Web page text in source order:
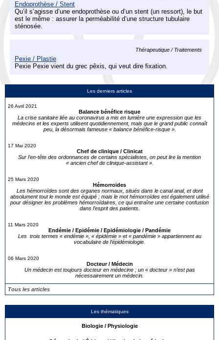
Les derniers articles
26 Avril 2021
Balance bénéfice risque
La crise sanitaire liée au coronavirus a mis en lumière une expression que les
médecins et les experts utilisent quotidiennement, mais que le grand public connaît
peu, la désormais fameuse « balance bénéfice-risque ».
17 Mai 2020
Chef de clinique / Clinicat
Sur l’en-tête des ordonnances de certains spécialistes, on peut lire la mention
« ancien chef de clinique-assistant ».
25 Mars 2020
Hémorroïdes
Les hémorroïdes sont des organes normaux, situés dans le canal anal, et dont
absolument tout le monde est équipé ; mais le mot hémorroïdes est également utilisé
pour désigner les problèmes hémorroïdaires, ce qui entraîne une certaine confusion
dans l’esprit des patients.
11 Mars 2020
Endémie / Epidémie / Epidémiologie / Pandémie
Les trois termes « endémie », « épidémie » et « pandémie » appartiennent au
vocabulaire de l’épidémiologie.
06 Mars 2020
Docteur / Médecin
Un médecin est toujours docteur en médecine ; un « docteur » n’est pas
nécessairement un médecin.
Tous les articles
Les thématiques
Biologie / Physiologie
Endoprothèse / Stent
Qu’il s’agisse d’une endoprothèse ou d’un stent (un ressort), le but
est le même : assurer la perméabilité d’une structure tubulaire
sténosée.
Thérapeutique / Traitements
Pexie / Plastie
Pexie Pexie vient du grec pêxis, qui veut dire fixation.